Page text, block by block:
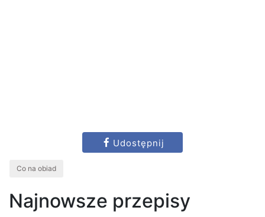
Udostępnij
Co na obiad
Najnowsze przepisy